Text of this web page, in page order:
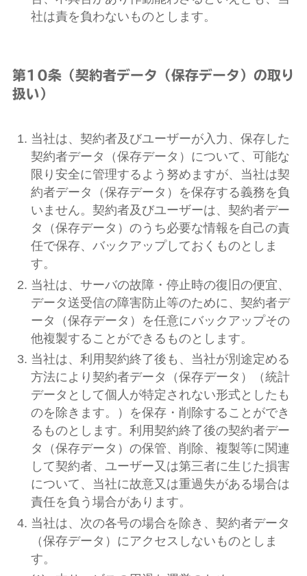
社は責を負わないものとします。
第10条（契約者データ（保存データ）の取り
扱い）
当社は、契約者及びユーザーが入力、保存した
契約者データ（保存データ）について、可能な
限り安全に管理するよう努めますが、当社は契
約者データ（保存データ）を保存する義務を負
いません。契約者及びユーザーは、契約者デー
タ（保存データ）のうち必要な情報を自己の責
任で保存、バックアップしておくものとしま
す。
当社は、サーバの故障・停止時の復旧の便宜、
データ送受信の障害防止等のために、契約者デ
ータ（保存データ）を任意にバックアップその
他複製することができるものとします。
当社は、利用契約終了後も、当社が別途定める
方法により契約者データ（保存データ）（統計
データとして個人が特定されない形式としたも
のを除きます。）を保存・削除することができ
るものとします。利用契約終了後の契約者デー
タ（保存データ）の保管、削除、複製等に関連
して契約者、ユーザー又は第三者に生じた損害
について、当社に故意又は重過失がある場合は
責任を負う場合があります。
当社は、次の各号の場合を除き、契約者データ
（保存データ）にアクセスしないものとしま
す。